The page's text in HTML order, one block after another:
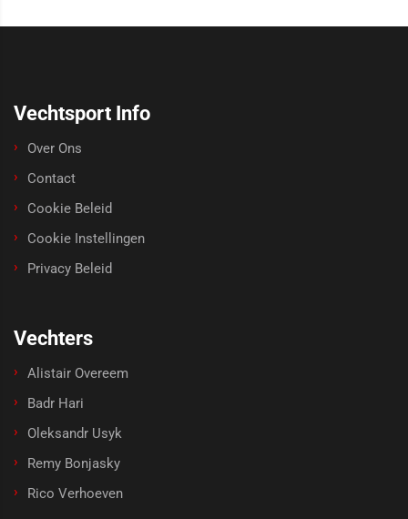
Vechtsport Info
Over Ons
Contact
Cookie Beleid
Cookie Instellingen
Privacy Beleid
Vechters
Alistair Overeem
Badr Hari
Oleksandr Usyk
Remy Bonjasky
Rico Verhoeven